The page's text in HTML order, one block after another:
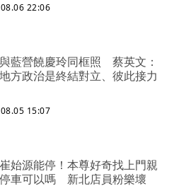
22:06
藍營饒慶玲同框照 蔡英文：
方政治是終結對立、彼此接力
15:07
始源能停！本尊好奇找上門親
車可以嗎 新北店員粉樂壞